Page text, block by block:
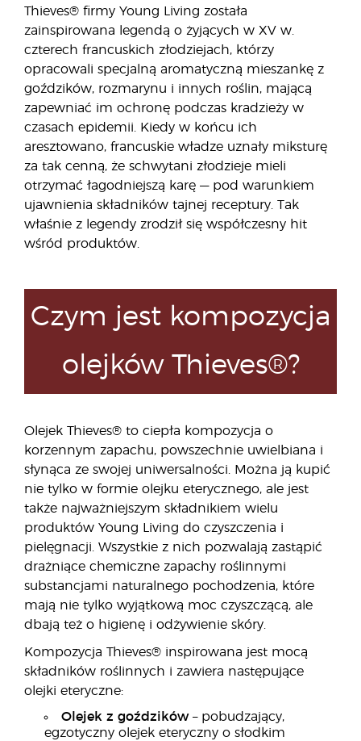
Thieves® firmy Young Living została
zainspirowana legendą o żyjących w XV w.
czterech francuskich złodziejach, którzy
opracowali specjalną aromatyczną mieszankę z
goździków, rozmarynu i innych roślin, mającą
zapewniać im ochronę podczas kradzieży w
czasach epidemii. Kiedy w końcu ich
aresztowano, francuskie władze uznały miksturę
za tak cenną, że schwytani złodzieje mieli
otrzymać łagodniejszą karę — pod warunkiem
ujawnienia składników tajnej receptury. Tak
właśnie z legendy zrodził się współczesny hit
wśród produktów.
Czym jest kompozycja
olejków Thieves®?
Olejek Thieves® to ciepła kompozycja o
korzennym zapachu, powszechnie uwielbiana i
słynąca ze swojej uniwersalności. Można ją kupić
nie tylko w formie olejku eterycznego, ale jest
także najważniejszym składnikiem wielu
produktów Young Living do czyszczenia i
pielęgnacji. Wszystkie z nich pozwalają zastąpić
drażniące chemiczne zapachy roślinnymi
substancjami naturalnego pochodzenia, które
mają nie tylko wyjątkową moc czyszczącą, ale
dbają też o higienę i odżywienie skóry.
Kompozycja Thieves® inspirowana jest mocą
składników roślinnych i zawiera następujące
olejki eteryczne:
Olejek z goździków– pobudzający,
egzotyczny olejek eteryczny o słodkim